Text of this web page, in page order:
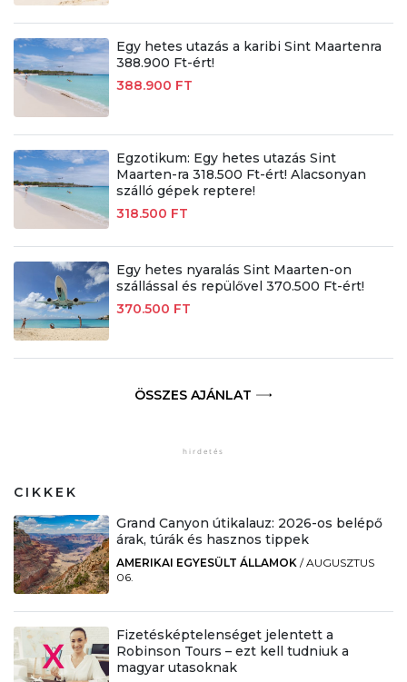
Egy hetes utazás a karibi Sint Maartenra
388.900 Ft-ért!
388.900 FT
Egzotikum: Egy hetes utazás Sint
Maarten-ra 318.500 Ft-ért! Alacsonyan
szálló gépek reptere!
318.500 FT
Egy hetes nyaralás Sint Maarten-on
szállással és repülővel 370.500 Ft-ért!
370.500 FT
ÖSSZES AJÁNLAT
CIKKEK
Grand Canyon útikalauz: 2026-os belépő
árak, túrák és hasznos tippek
AMERIKAI EGYESÜLT ÁLLAMOK /AUGUSZTUS
06.
Fizetésképtelenséget jelentett a
Robinson Tours – ezt kell tudniuk a
magyar utasoknak